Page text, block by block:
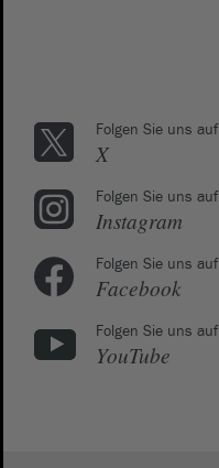
Folgen Sie uns auf
X
Folgen Sie uns auf
Instagram
Folgen Sie uns auf
Facebook
Folgen Sie uns auf
YouTube